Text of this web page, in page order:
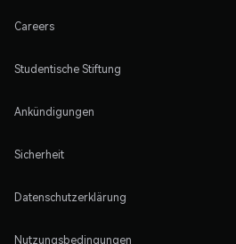
Careers
Studentische Stiftung
Ankündigungen
Sicherheit
Datenschutzerklärung
Nutzungsbedingungen